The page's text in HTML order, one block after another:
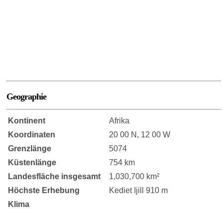
Geographie
Kontinent
Afrika
Koordinaten
20 00 N, 12 00 W
Grenzlänge
5074
Küstenlänge
754 km
Landesfläche insgesamt
1,030,700 km²
Höchste Erhebung
Kediet Ijill 910 m
Klima